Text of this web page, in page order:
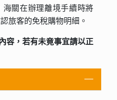
海關在辦理離境手續時將
旅客的免稅購物明細。
容，若有未竟事宜請以正